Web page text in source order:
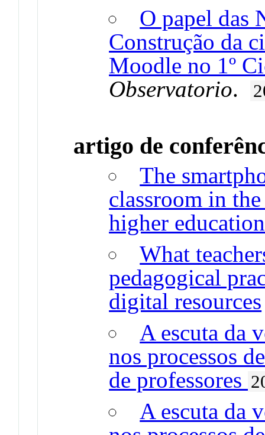
O papel das
Construção da
Moodle no 1º
Observatorio.
artigo de
The
classroom in
higher education
What
pedagogical
digital resources
A escuta da
nos processos
de professores
A escuta da